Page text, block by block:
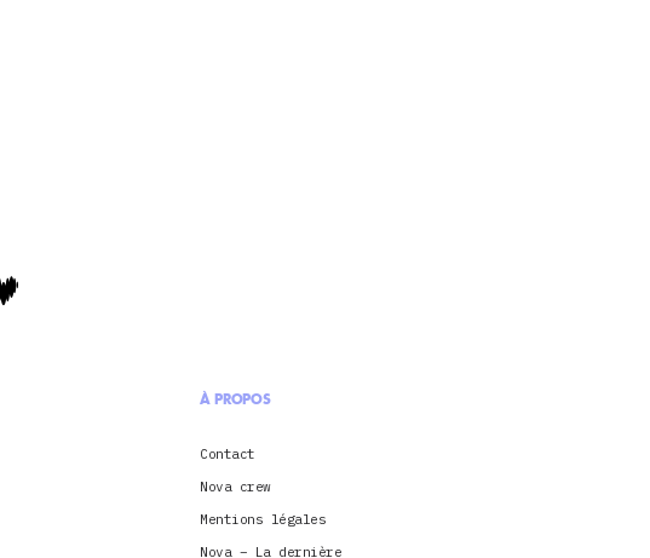
À PROPOS
Contact
Nova crew
Mentions légales
Nova – La dernière